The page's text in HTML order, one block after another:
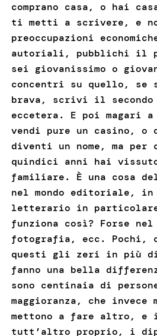
comprano casa, o hai
ti metti a scrivere, e
preoccupazioni
autoriali, pubblichi il
sei giovanissimo o
concentri su quello, se
brava, scrivi il
eccetera. E poi magari
vendi pure un casino, o
diventi un nome, ma
quindici anni hai
familiare. È una cosa
nel mondo editoriale, in
letterario in
funziona così? Forse nel
fotografia, ecc. Pochi,
questi gli zeri in più di
fanno una bella
sono centinaia di
maggioranza, che
mettono a fare altro, e
tutt’altro proprio, i